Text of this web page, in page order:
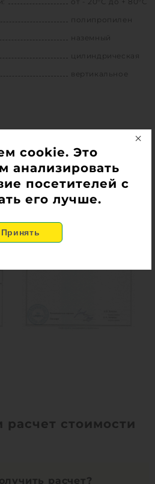
полипропилен
наземный
цилиндрическая
вертикальное
расчет стоимости
расчет?
cookie. Это
анализировать
посетителей с
его лучше.